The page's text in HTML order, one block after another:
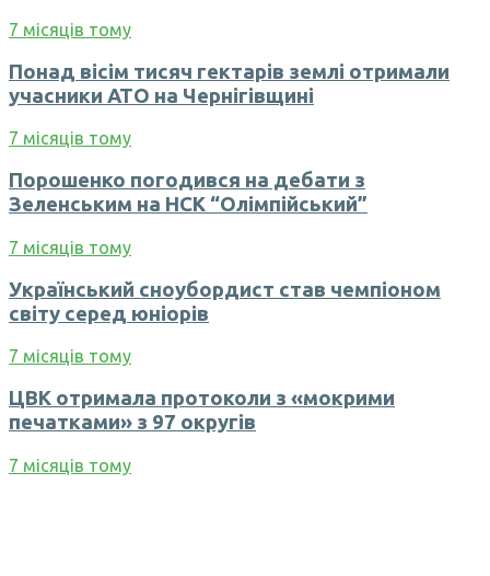
7 місяців тому
Понад вісім тисяч гектарів землі отримали
учасники АТО на Чернігівщині
7 місяців тому
Порошенко погодився на дебати з
Зеленським на НСК “Олімпійський”
7 місяців тому
Український сноубордист став чемпіоном
світу серед юніорів
7 місяців тому
ЦВК отримала протоколи з «мокрими
печатками» з 97 округів
7 місяців тому